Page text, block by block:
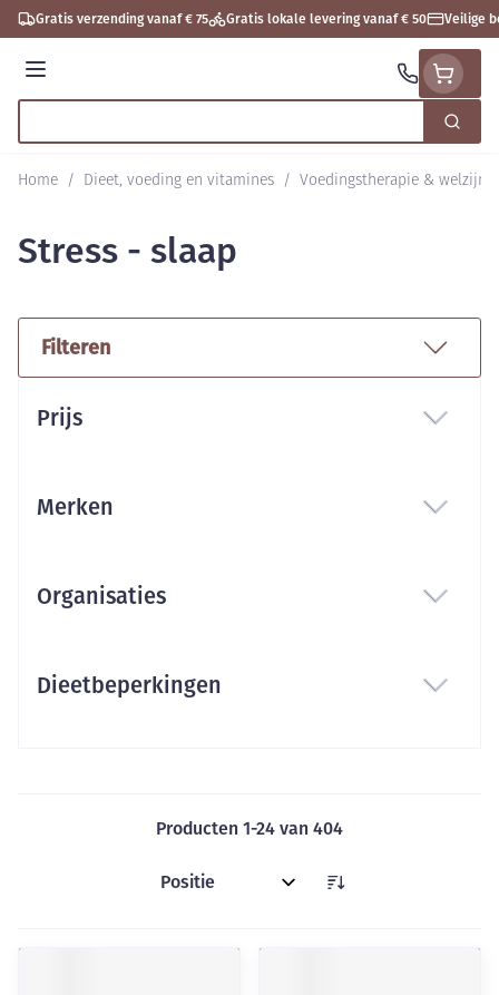
Ga naar de inhoud
Gratis verzending vanaf € 75 Gratis lokale levering vanaf € 50 Veilige
Menu
Zoek
Home / Dieet, voeding en vitamines / Voedingstherapie & welzijn
Stress - slaap
Filteren
Prijs
Merken
Organisaties
Dieetbeperkingen
Producten 1-24 van 404
Sorteer op: